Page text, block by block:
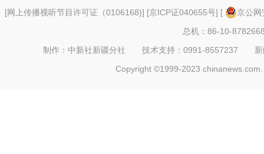
[网上传播视听节目许可证（0106168)] [京ICP证040655号] [
京公
总机：86-10-
制作：中新社新疆分社 技术支持：0991-8557237
Copyright ©1999-2023